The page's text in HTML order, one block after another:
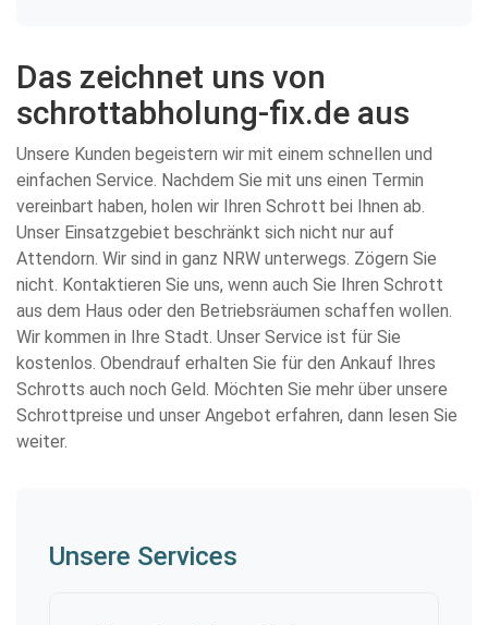
Das zeichnet uns von
schrottabholung-fix.de aus
Unsere Kunden begeistern wir mit einem schnellen und
einfachen Service. Nachdem Sie mit uns einen Termin
vereinbart haben, holen wir Ihren Schrott bei Ihnen ab.
Unser Einsatzgebiet beschränkt sich nicht nur auf
Attendorn. Wir sind in ganz NRW unterwegs. Zögern Sie
nicht. Kontaktieren Sie uns, wenn auch Sie Ihren Schrott
aus dem Haus oder den Betriebsräumen schaffen wollen.
Wir kommen in Ihre Stadt. Unser Service ist für Sie
kostenlos. Obendrauf erhalten Sie für den Ankauf Ihres
Schrotts auch noch Geld. Möchten Sie mehr über unsere
Schrottpreise und unser Angebot erfahren, dann lesen Sie
weiter.
Unsere Services